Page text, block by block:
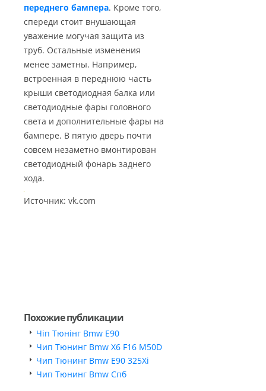
переднего бампера. Кроме того,
спереди стоит внушающая
уважение могучая защита из
труб. Остальные изменения
менее заметны. Например,
встроенная в переднюю часть
крыши светодиодная балка или
светодиодные фары головного
света и дополнительные фары на
бампере. В пятую дверь почти
совсем незаметно вмонтирован
светодиодный фонарь заднего
хода.
Источник: vk.com
Похожие публикации
Чіп Тюнінг Bmw Е90
Чип Тюнинг Bmw X6 F16 M50D
Чип Тюнинг Bmw E90 325Xi
Чип Тюнинг Bmw Спб